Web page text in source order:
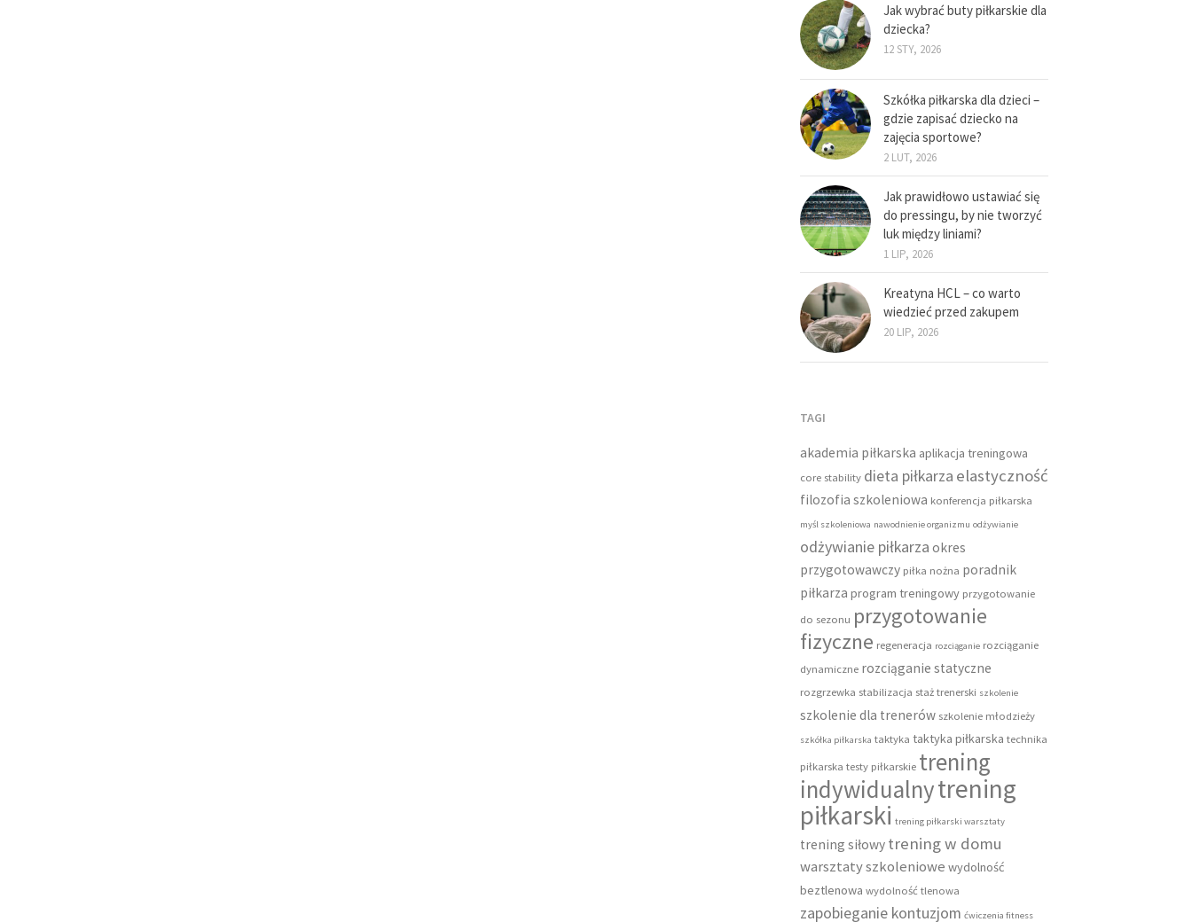
Jak wybrać buty piłkarskie dla
dziecka?
12 STY, 2026
Szkółka piłkarska dla dzieci –
gdzie zapisać dziecko na
zajęcia sportowe?
2 LUT, 2026
Jak prawidłowo ustawiać się
do pressingu, by nie tworzyć
luk między liniami?
1 LIP, 2026
Kreatyna HCL – co warto
wiedzieć przed zakupem
20 LIP, 2026
TAGI
akademia piłkarska aplikacja treningowa
core stability dieta piłkarza elastyczność
filozofia szkoleniowa konferencja piłkarska
myśl szkoleniowa nawodnienie organizmu odżywianie
odżywianie piłkarza okres
przygotowawczy piłka nożna poradnik
piłkarza program treningowy przygotowanie
do sezonu przygotowanie
fizyczne regeneracja rozciąganie rozciąganie
dynamiczne rozciąganie statyczne
rozgrzewka stabilizacja staż trenerski szkolenie
szkolenie dla trenerów szkolenie młodzieży
szkółka piłkarska taktyka taktyka piłkarska technika
piłkarska testy piłkarskie trening
indywidualnytrening
piłkarski trening piłkarski warsztaty
trening siłowy trening w domu
warsztaty szkoleniowe wydolność
beztlenowa wydolność tlenowa
zapobieganie kontuzjom ćwiczenia fitness